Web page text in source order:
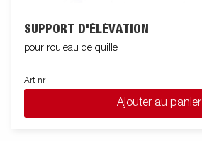
SUPPORT D'ÉLÉVATION
pour rouleau de quille
Art nr
Ajouter au panier